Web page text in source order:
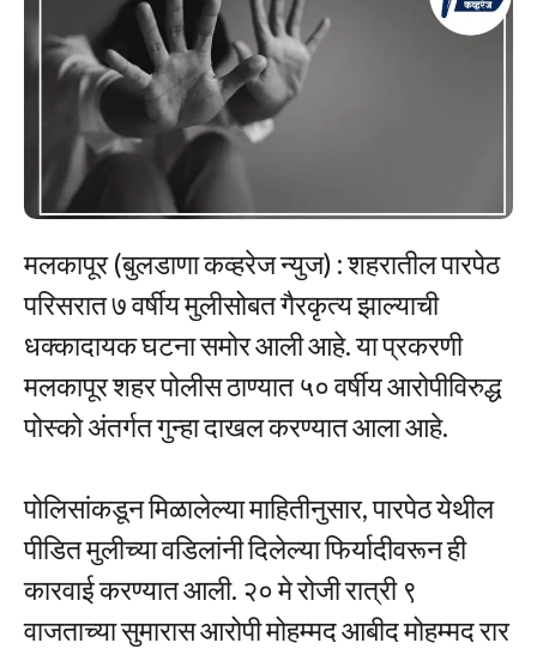
मलकापूर (बुलडाणा कव्हरेज न्युज) : शहरातील पारपेठ
परिसरात ७ वर्षीय मुलीसोबत गैरकृत्य झाल्याची
धक्कादायक घटना समोर आली आहे. या प्रकरणी
मलकापूर शहर पोलीस ठाण्यात ५० वर्षीय आरोपीविरुद्ध
पोस्को अंतर्गत गुन्हा दाखल करण्यात आला आहे.
पोलिसांकडून मिळालेल्या माहितीनुसार, पारपेठ येथील
पीडित मुलीच्या वडिलांनी दिलेल्या फिर्यादीवरून ही
कारवाई करण्यात आली. २० मे रोजी रात्री ९
वाजताच्या सुमारास आरोपी मोहम्मद आबीद मोहम्मद रार